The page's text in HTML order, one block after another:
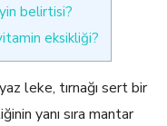
belirtisi?
eksikliği?
leke, tırnağı sert bir
yanı sıra mantar